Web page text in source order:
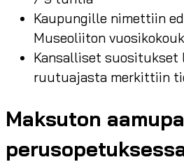
Kaupungille nimettiin
Museoliiton
Kansalliset suositukset
ruutuajasta merkittiin
Maksuton